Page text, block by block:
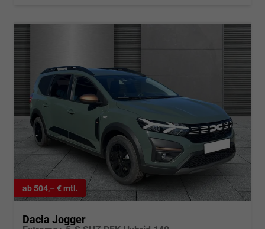
ab 504,– € mtl.
Dacia Jogger